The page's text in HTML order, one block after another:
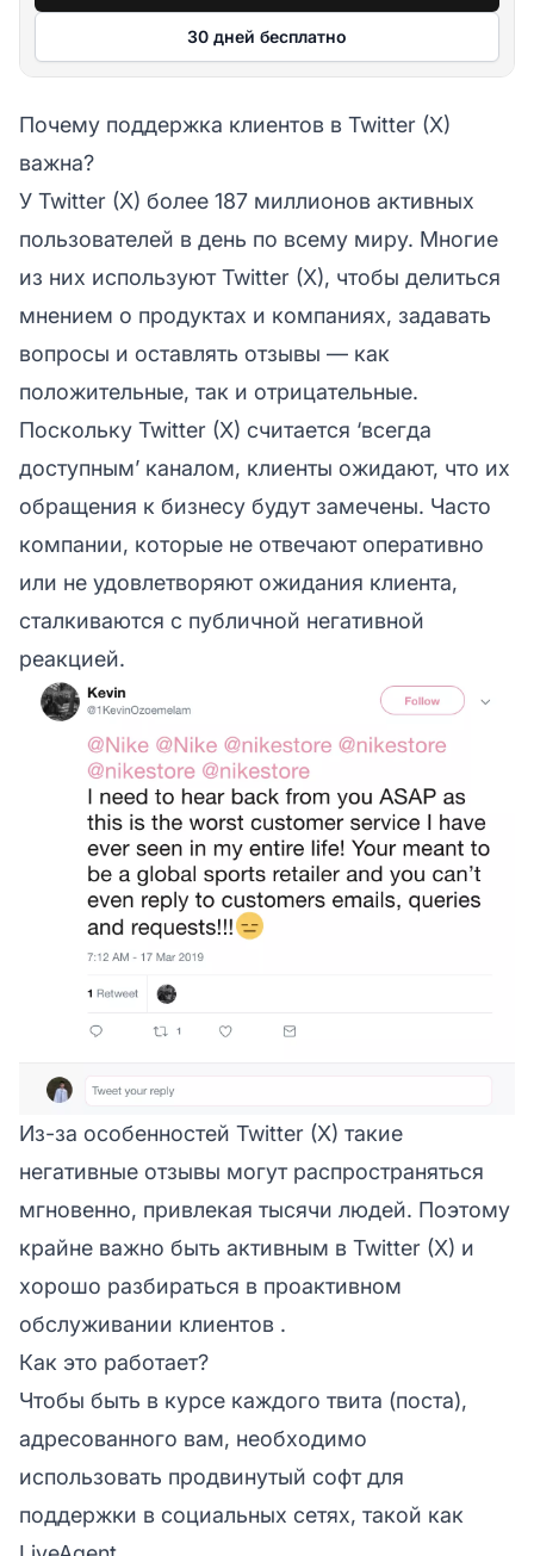
30 дней бесплатно
Почему поддержка клиентов в Twitter (X)
важна?
У Twitter (X) более 187 миллионов активных
пользователей в день по всему миру. Многие
из них используют Twitter (X), чтобы делиться
мнением о продуктах и компаниях, задавать
вопросы и оставлять отзывы — как
положительные, так и отрицательные.
Поскольку Twitter (X) считается ‘всегда
доступным’ каналом, клиенты ожидают, что их
обращения к бизнесу будут замечены. Часто
компании, которые не отвечают оперативно
или не удовлетворяют ожидания клиента,
сталкиваются с публичной негативной
реакцией.
Из-за особенностей Twitter (X) такие
негативные отзывы могут распространяться
мгновенно, привлекая тысячи людей. Поэтому
крайне важно быть активным в Twitter (X) и
хорошо разбираться в проактивном
обслуживании клиентов .
Как это работает?
Чтобы быть в курсе каждого твита (поста),
адресованного вам, необходимо
использовать продвинутый софт для
поддержки в социальных сетях, такой как